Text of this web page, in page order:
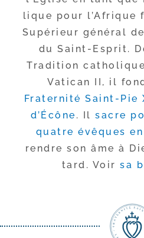
lique pour l’Afrique
Supérieur géné­ral
du Saint-​Esprit.
Tradition
Vatican II, il
Fraternité Saint-​Pie
d’Écône . Il sacre
quatre évêques en
rendre son âme à
tard. Voirsa